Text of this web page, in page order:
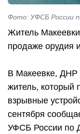
Фото: УФСБ России
Житель
продаже орудия
В Макеевке, ДНР
житель, который
взрывные
сентября
УФСБ России по